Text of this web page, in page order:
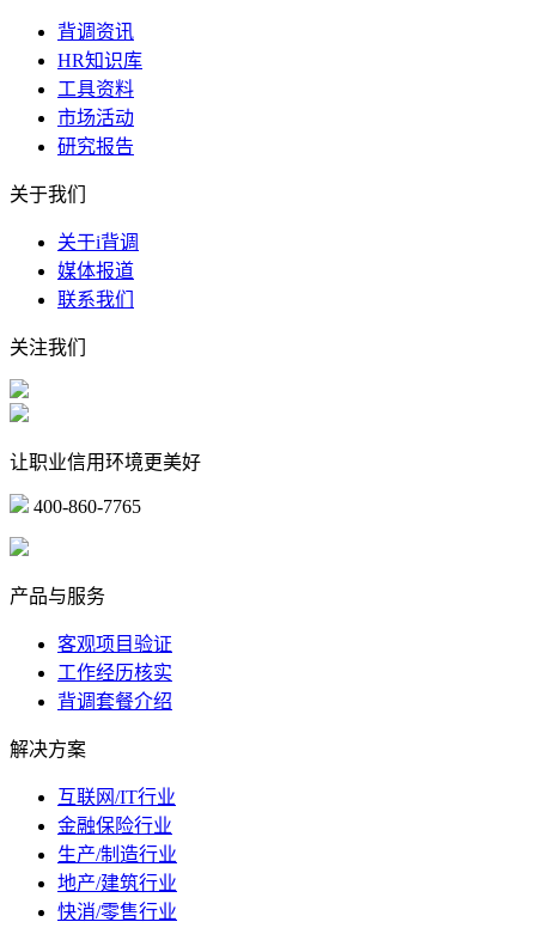
背调资讯
HR知识库
工具资料
市场活动
研究报告
关于我们
关于i背调
媒体报道
联系我们
关注我们
让职业信用环境更美好
400-860-7765
产品与服务
客观项目验证
工作经历核实
背调套餐介绍
解决方案
互联网/IT行业
金融保险行业
生产/制造行业
地产/建筑行业
快消/零售行业